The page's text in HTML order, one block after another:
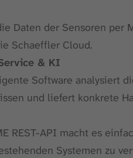
Daten der Sensoren per
Schaeffler Cloud.
& KI
Software analysiert
und liefert konkrete
REST-API macht es
Systemen zu